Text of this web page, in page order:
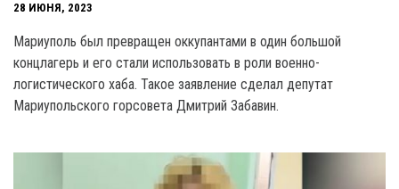
28 ИЮНЯ, 2023
Мариуполь был превращен оккупантами в один большой
концлагерь и его стали использовать в роли военно-
логистического хаба. Такое заявление сделал депутат
Мариупольского горсовета Дмитрий Забавин.